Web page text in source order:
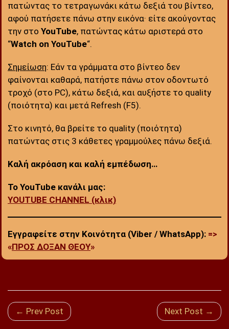
πατώντας το τετραγωνάκι κάτω δεξιά του βίντεο,
αφού πατήσετε πάνω στην εικόνα· είτε ακούγοντας
την στο YouTube, πατώντας κάτω αριστερά στο
“Watch on YouTube“.
Σημείωση: Εάν τα γράμματα στο βίντεο δεν
φαίνονται καθαρά, πατήστε πάνω στον οδοντωτό
τροχό (στο PC), κάτω δεξιά, και αυξήστε το quality
(ποιότητα) και μετά Refresh (F5).
Στο κινητό, θα βρείτε το quality (ποιότητα)
πατώντας στις 3 κάθετες γραμμούλες πάνω δεξιά.
Καλή ακρόαση και καλή εμπέδωση…
Το YouTube κανάλι μας:
YOUTUBE CHANNEL (κλικ)
Εγγραφείτε στην Κοινότητα (Viber / WhatsApp): =>
«ΠΡΟΣ ΔΟΞΑΝ ΘΕΟΥ»
← Prev Post Next Post →